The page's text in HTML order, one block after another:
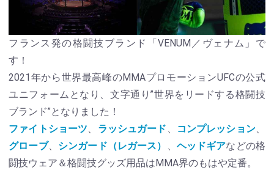
フランス発の格闘技ブランド「VENUM／ヴェナム」で
す！
2021年から世界最高峰のMMAプロモーションUFCの公式
ユニフォームとなり、文字通り”世界をリードする格闘技
ブランド”となりました！
ファイトショーツ
ラッシュガード コンプレッション、
グローブ、 シンガード（レガース） ヘッドギアなどの格
闘技ウェア＆格闘技グッズ用品はMMA界のもはや定番。